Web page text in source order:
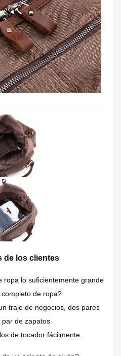
de los clientes
ropa lo suficientemente grande
de ropa?
traje de negocios, dos pares
de zapatos
de tocador fácilmente.